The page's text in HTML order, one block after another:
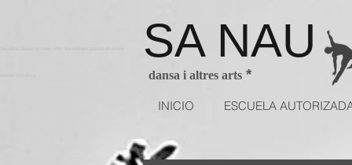
SA NAU
dansa i altres arts *
INICIO ESCUELA